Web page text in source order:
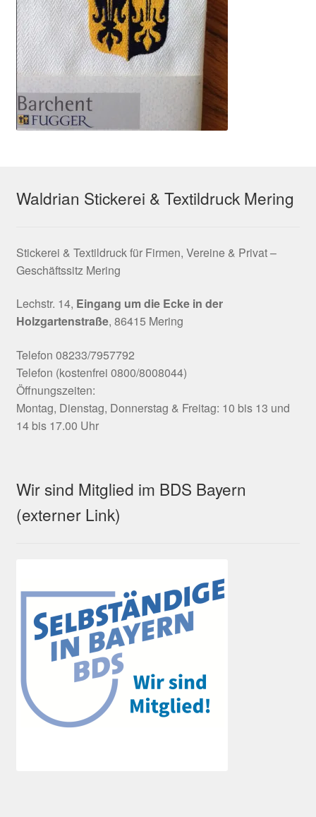
Waldrian Stickerei & Textildruck Mering
Stickerei & Textildruck für Firmen, Vereine & Privat –
Geschäftssitz Mering
Lechstr. 14, Eingang um die Ecke in der
Holzgartenstraße, 86415 Mering
Telefon 08233/7957792
Telefon (kostenfrei 0800/8008044)
Öffnungszeiten:
Montag, Dienstag, Donnerstag & Freitag: 10 bis 13 und
14 bis 17.00 Uhr
Wir sind Mitglied im BDS Bayern
(externer Link)